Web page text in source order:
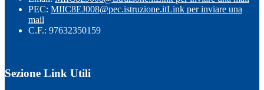
PEC: MIIC8EJ008@pec.istruzione.itLink per inviare una
mail
C.F.: 97632350159
Sezione Link Utili